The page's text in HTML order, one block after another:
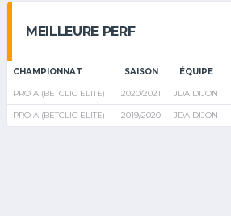
MEILLEURE PERF
CHAMPIONNAT SAISON ÉQUIPE
PRO A (BETCLIC ELITE) 2020/2021 JDA DIJON
PRO A (BETCLIC ELITE) 2019/2020 JDA DIJON